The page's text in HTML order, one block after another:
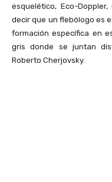
esquelético, Eco-
decir que un flebólogo es
formación específica en
gris donde se juntan
Roberto Cherjovsky.